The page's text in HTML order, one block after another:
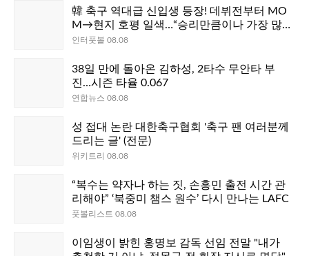
韓 축구 역대급 신입생 등장! 데뷔전부터 MO
M→현지 호평 일색…“승리만큼이나 가장 많
은 관심을 받은 선수는 이한범”
인터풋볼 08.08
38일 만에 돌아온 김하성, 2타수 무안타 부
진…시즌 타율 0.067
연합뉴스 08.08
성 접대 논란 대한축구협회 '축구 팬 여러분께
드리는 글' (전문)
위키트리 08.08
“복수는 약자나 하는 짓, 손흥민 출전 시간 관
리해야” ‘북중미 챔스 원수’ 다시 만나는 LAFC
풋볼리스트 08.08
이임생이 밝힌 홍명보 감독 선임 전말 "내가